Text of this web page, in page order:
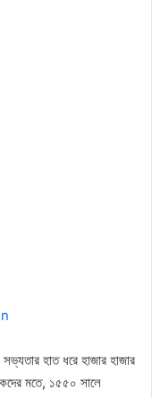
হাত ধরে হাজার হাজার
মতে, ১৫৫০ সালে